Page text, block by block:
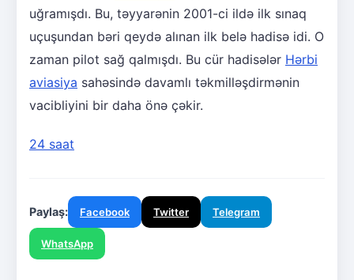
uğramışdı. Bu, təyyarənin 2001-ci ildə ilk sınaq
uçuşundan bəri qeydə alınan ilk belə hadisə idi. O
zaman pilot sağ qalmışdı. Bu cür hadisələr Hərbi
aviasiya sahəsində davamlı təkmilləşdirmənin
vacibliyini bir daha önə çəkir.
24 saat
Paylaş: Facebook Twitter Telegram
WhatsApp